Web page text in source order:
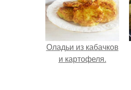
Оладьи из кабачков
и картофеля.